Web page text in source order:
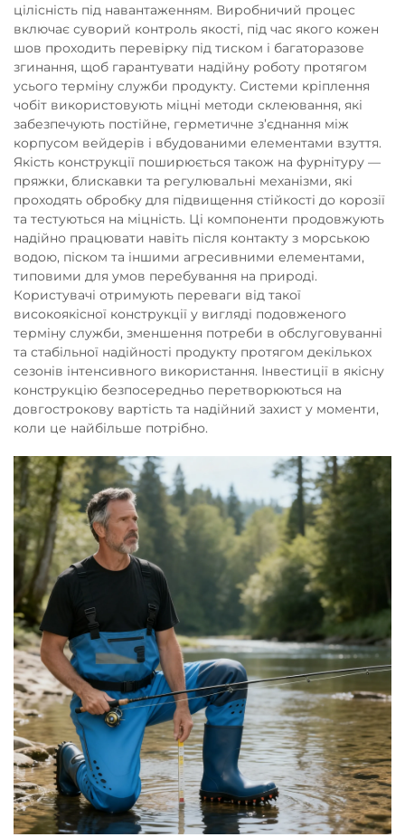
цілісність під навантаженням. Виробничий процес
включає суворий контроль якості, під час якого кожен
шов проходить перевірку під тиском і багаторазове
згинання, щоб гарантувати надійну роботу протягом
усього терміну служби продукту. Системи кріплення
чобіт використовують міцні методи склеювання, які
забезпечують постійне, герметичне з’єднання між
корпусом вейдерів і вбудованими елементами взуття.
Якість конструкції поширюється також на фурнітуру —
пряжки, блискавки та регулювальні механізми, які
проходять обробку для підвищення стійкості до корозії
та тестуються на міцність. Ці компоненти продовжують
надійно працювати навіть після контакту з морською
водою, піском та іншими агресивними елементами,
типовими для умов перебування на природі.
Користувачі отримують переваги від такої
високоякісної конструкції у вигляді подовженого
терміну служби, зменшення потреби в обслуговуванні
та стабільної надійності продукту протягом декількох
сезонів інтенсивного використання. Інвестиції в якісну
конструкцію безпосередньо перетворюються на
довгострокову вартість та надійний захист у моменти,
коли це найбільше потрібно.